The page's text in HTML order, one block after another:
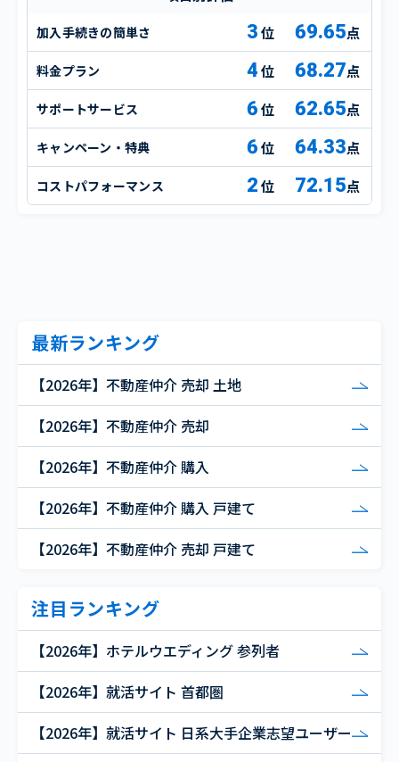
加入手続きの簡単さ 3 69.65点
料金プラン 4 68.27点
サポートサービス 6 62.65点
キャンペーン・特典 6 64.33点
コストパフォーマンス 2 72.15点
最新ランキング
【2026年】不動産仲介 売却 土地
【2026年】不動産仲介 売却
【2026年】不動産仲介 購入
【2026年】不動産仲介 購入 戸建て
【2026年】不動産仲介 売却 戸建て
注目ランキング
【2026年】ホテルウエディング 参列者
【2026年】就活サイト 首都圏
【2026年】就活サイト 日系大手企業志望ユーザー